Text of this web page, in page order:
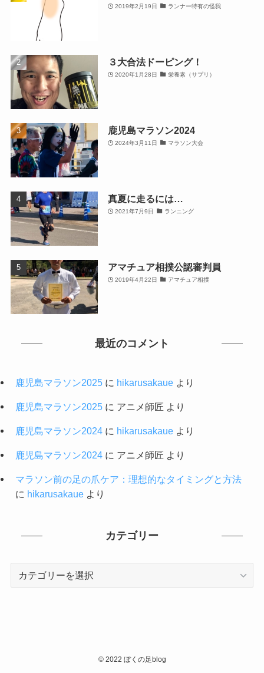
2019年2月19日 ランナー特有の怪我
３大合法ドーピング！
2020年1月28日 栄養素（サプリ）
鹿児島マラソン2024
2024年3月11日 マラソン大会
真夏に走るには…
2021年7月9日 ランニング
アマチュア相撲公認審判員
2019年4月22日 アマチュア相撲
最近のコメント
鹿児島マラソン2025に hikarusakaueより
鹿児島マラソン2025に アニメ師匠 より
鹿児島マラソン2024に hikarusakaueより
鹿児島マラソン2024に アニメ師匠 より
マラソン前の足の爪ケア：理想的なタイミングと方法
に hikarusakaueより
カテゴリー
©2022 ぼくの足blog